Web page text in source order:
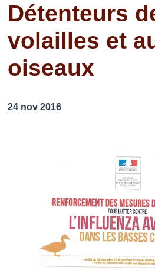
La mairie
Découvrir Pierrefitte
Vie pratique
Détenteurs
volailles et
oiseaux
24 nov 2016